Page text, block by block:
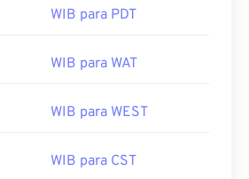
WIB para PDT
WIB para WAT
WIB para WEST
WIB para CST